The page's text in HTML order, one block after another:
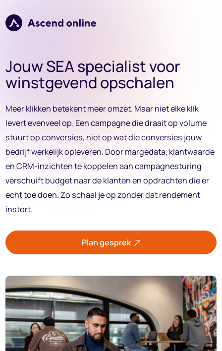
Verder naar navigatie
Ga naar hoofdinhoud
Footer
Jouw SEA specialist voor
winstgevend opschalen
Meer klikken betekent meer omzet. Maar niet elke klik
levert evenveel op. Een campagne die draait op volume
stuurt op conversies, niet op wat die conversies jouw
bedrijf werkelijk opleveren. Door margedata, klantwaarde
en CRM-inzichten te koppelen aan campagnesturing
verschuift budget naar de klanten en opdrachten die er
echt toe doen. Zo schaal je op zonder dat rendement
instort.
Plan gesprek